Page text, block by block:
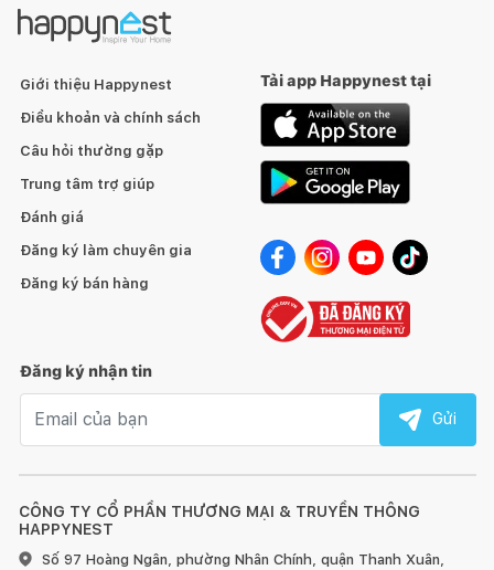
CÔNG TY CỔ PHẦN THƯƠNG MẠI & TRUYỀN THÔNG
HAPPYNEST
Số 97 Hoàng Ngân, phường Nhân Chính, quận Thanh Xuân,
Giới thiệu Happynest
Điều khoản và chính sách
Câu hỏi thường gặp
Trung tâm trợ giúp
Đánh giá
Đăng ký làm chuyên gia
Đăng ký bán hàng
Tải app Happynest tại
Đăng ký nhận tin
Gửi